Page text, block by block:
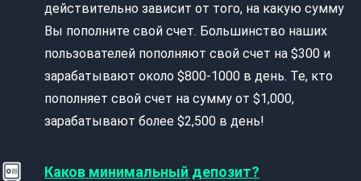
действительно зависит от того, на какую сумму
Вы пополните свой счет. Большинство наших
пользователей пополняют свой счет на $300 и
зарабатывают около $800-1000 в день. Те, кто
пополняет свой счет на сумму от $1,000,
зарабатывают более $2,500 в день!
Каков минимальный депозит?